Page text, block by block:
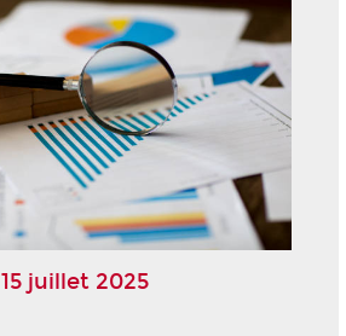
15 juillet 2025